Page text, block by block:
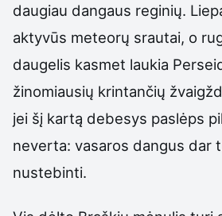
daugiau dangaus reginių.
aktyvūs meteorų srautai, o
daugelis kasmet laukia
žinomiausių krintančių
jei šį kartą debesys paslėps
neverta: vasaros dangus dar
nustebinti.